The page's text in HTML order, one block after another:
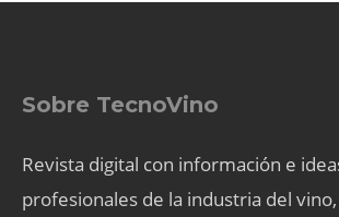
Sobre TecnoVino
Revista digital con información e
profesionales de la industria del